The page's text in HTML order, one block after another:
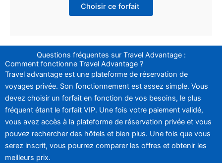
Choisir ce forfait
Questions fréquentes sur Travel Advantage :
Comment fonctionne Travel Advantage ?
Travel advantage est une plateforme de réservation de
voyages privée. Son fonctionnement est assez simple. Vous
devez choisir un forfait en fonction de vos besoins, le plus
fréquent étant le forfait VIP. Une fois votre paiement validé,
vous avez accès à la plateforme de réservation privée et vous
pouvez rechercher des hôtels et bien plus. Une fois que vous
serez inscrit, vous pourrez comparer les offres et obtenir les
meilleurs prix.